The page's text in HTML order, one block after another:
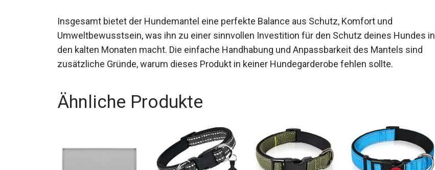
Insgesamt bietet der Hundemantel eine perfekte Balance aus Schutz, Komfort und
Umweltbewusstsein, was ihn zu einer sinnvollen Investition für den Schutz deines Hundes in
den kalten Monaten macht. Die einfache Handhabung und Anpassbarkeit des Mantels sind
zusätzliche Gründe, warum dieses Produkt in keiner Hundegarderobe fehlen sollte.
Ähnliche Produkte